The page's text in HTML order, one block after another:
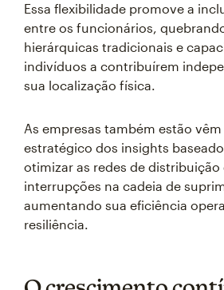
Essa flexibilidade promove a
entre os funcionários,
hierárquicas tradicionais e
indivíduos a contribuírem
sua localização física.
As empresas também estão
estratégico dos insights
otimizar as redes de distribuição
interrupções na cadeia de
aumentando sua eficiência
resiliência.